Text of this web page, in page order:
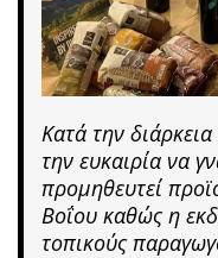
Κατά την
την ευκαιρία να
προμηθευτεί
Βοΐου καθώς η
τοπικούς